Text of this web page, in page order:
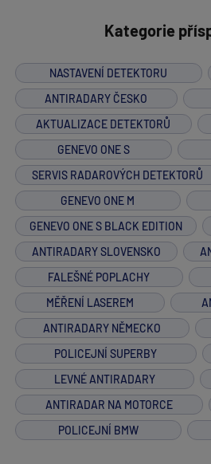
Kategorie
NASTAVENÍ DETEKTORU
ANTIRADARY ČESKO
AKTUALIZACE DETEKTORŮ
GENEVO ONE S
SERVIS RADAROVÝCH DETEKTORŮ
GENEVO ONE M
GENEVO ONE S BLACK EDITION
ANTIRADARY SLOVENSKO
FALEŠNÉ POPLACHY
MĚŘENÍ LASEREM
ANTIRADARY NĚMECKO
POLICEJNÍ SUPERBY
LEVNÉ ANTIRADARY
ANTIRADAR NA MOTORCE
POLICEJNÍ BMW